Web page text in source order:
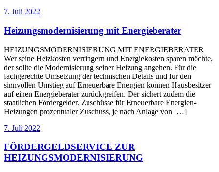
7. Juli 2022
Heizungsmodernisierung mit Energieberater
HEIZUNGSMODERNISIERUNG MIT ENERGIEBERATER
Wer seine Heizkosten verringern und Energiekosten sparen möchte,
der sollte die Modernisierung seiner Heizung angehen. Für die
fachgerechte Umsetzung der technischen Details und für den
sinnvollen Umstieg auf Erneuerbare Energien können Hausbesitzer
auf einen Energieberater zurückgreifen. Der sichert zudem die
staatlichen Fördergelder. Zuschüsse für Erneuerbare Energien-
Heizungen prozentualer Zuschuss, je nach Anlage von […]
7. Juli 2022
FÖRDERGELDSERVICE ZUR
HEIZUNGSMODERNISIERUNG